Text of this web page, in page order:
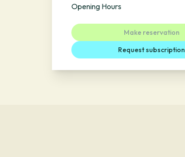
Opening Hours
Make reservation
Request subscription